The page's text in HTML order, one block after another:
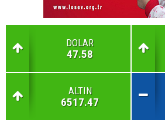
DOLAR
47.58
ALTIN
6517.47